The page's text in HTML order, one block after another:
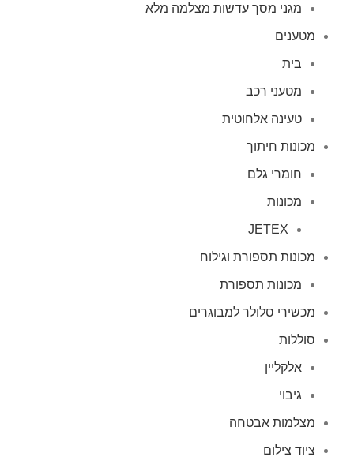
מגני מסך עדשות מצלמה מלא
מטענים
בית
מטעני רכב
טעינה אלחוטית
מכונות חיתוך
חומרי גלם
מכונות
JETEX
מכונות תספורת וגילוח
מכונות תספורת
מכשירי סלולר למבוגרים
סוללות
אלקליין
גיבוי
מצלמות אבטחה
ציוד צילום